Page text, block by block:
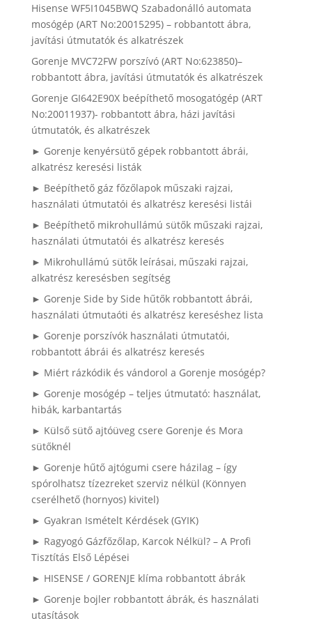
Hisense WF5I1045BWQ Szabadonálló automata
mosógép (ART No:20015295) – robbantott ábra,
javítási útmutatók és alkatrészek
Gorenje MVC72FW porszívó (ART No:623850)–
robbantott ábra, javítási útmutatók és alkatrészek
Gorenje GI642E90X beépíthető mosogatógép (ART
No:20011937)- robbantott ábra, házi javítási
útmutatók, és alkatrészek
► Gorenje kenyérsütő gépek robbantott ábrái,
alkatrész keresési listák
► Beépíthető gáz főzőlapok műszaki rajzai,
használati útmutatói és alkatrész keresési listái
► Beépíthető mikrohullámú sütők műszaki rajzai,
használati útmutatói és alkatrész keresés
► Mikrohullámú sütők leírásai, műszaki rajzai,
alkatrész keresésben segítség
► Gorenje Side by Side hűtők robbantott ábrái,
használati útmutaóti és alkatrész kereséshez lista
► Gorenje porszívók használati útmutatói,
robbantott ábrái és alkatrész keresés
► Miért rázkódik és vándorol a Gorenje mosógép?
► Gorenje mosógép – teljes útmutató: használat,
hibák, karbantartás
► Külső sütő ajtóüveg csere Gorenje és Mora
sütőknél
► Gorenje hűtő ajtógumi csere házilag – így
spórolhatsz tízezreket szerviz nélkül (Könnyen
cserélhető (hornyos) kivitel)
► Gyakran Ismételt Kérdések (GYIK)
► Ragyogó Gázfőzőlap, Karcok Nélkül? – A Profi
Tisztítás Első Lépései
► HISENSE / GORENJE klíma robbantott ábrák
► Gorenje bojler robbantott ábrák, és használati
utasítások